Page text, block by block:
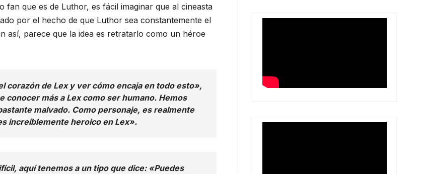
fan que es de Luthor, es fácil imaginar que al cineasta
por el hecho de que Luthor sea constantemente el
así, parece que la idea es retratarlo como un héroe
corazón de Lex y ver cómo encaja en todo esto»,
conocer más a Lex como ser humano. Hemos
malvado. Como personaje, es realmente
increíblemente heroico en Lex».
aquí tenemos a un tipo que dice: «Puedes